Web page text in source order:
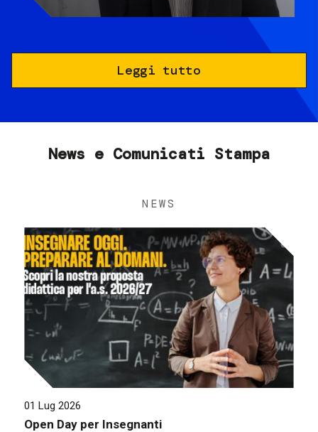
Leggi tutto
News e Comunicati Stampa
NEWS
01 Lug 2026
Open Day per Insegnanti